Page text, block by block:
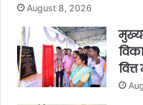
August 8, 2026